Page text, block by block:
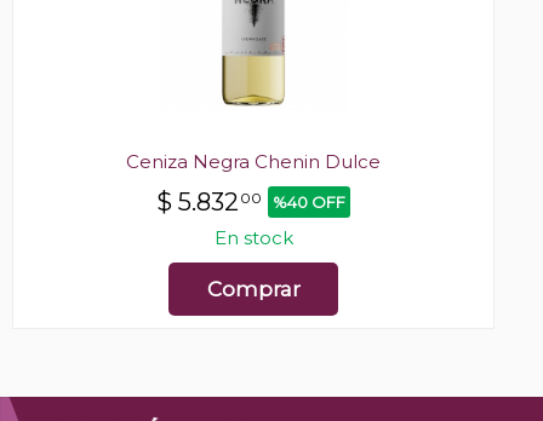
Ceniza Negra Chenin Dulce
$ 5.832 00 %40 OFF
En stock
Comprar